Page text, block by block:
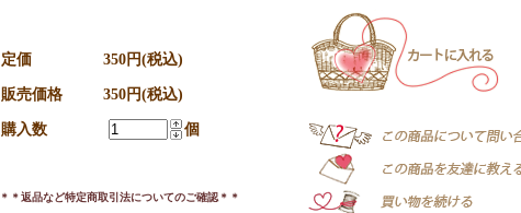
定価 350円(税込)
販売価格 350円(税込)
購入数 個
＊＊返品など特定商取引法についてのご確認＊＊